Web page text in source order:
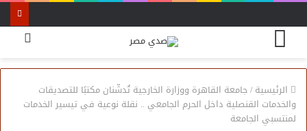
الرئيسية/جامعة القاهرة ووزارة الخارجية تُدشّنان مكتبًا للتصديقات
والخدمات القنصلية داخل الحرم الجامعي .. نقلة نوعية في تيسير الخدمات
لمنتسبي الجامعة